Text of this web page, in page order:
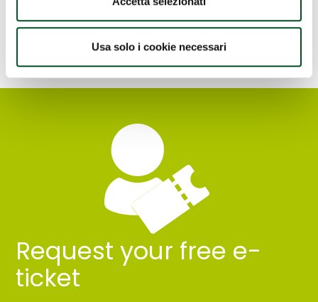
Usa solo i cookie necessari
Request your free e-
ticket